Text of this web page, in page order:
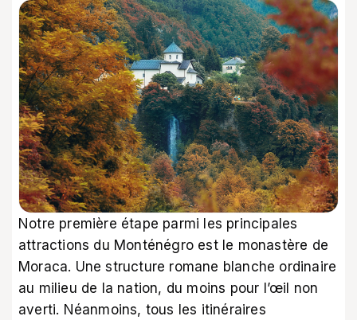
Notre première étape parmi les principales
attractions du Monténégro est le monastère de
Moraca. Une structure romane blanche ordinaire
au milieu de la nation, du moins pour l’œil non
averti. Néanmoins, tous les itinéraires